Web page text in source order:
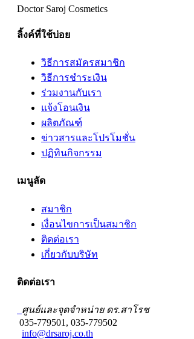
Doctor Saroj Cosmetics
ลิ้งค์ที่ใช้บ่อย
วิธีการสมัครสมาชิก
วิธีการชำระเงิน
ร่วมงานกับเรา
แจ้งโอนเงิน
ผลิตภัณฑ์
ข่าวสารและโปรโมชั่น
ปฏิทินกิจกรรม
เมนูลัด
สมาชิก
เงื่อนไขการเป็นสมาชิก
ติดต่อเรา
เกี่ยวกับบริษัท
ติดต่อเรา
ศูนย์และจุดจำหน่าย ดร.สาโรช
035-779501, 035-779502
info@drsaroj.co.th